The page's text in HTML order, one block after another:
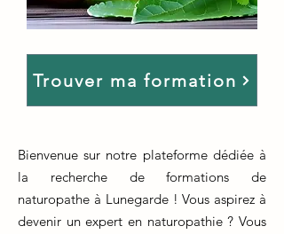
Trouver ma formation
Bienvenue sur notre plateforme dédiée à
la recherche de formations de
naturopathe à Lunegarde ! Vous aspirez à
devenir un expert en naturopathie ? Vous